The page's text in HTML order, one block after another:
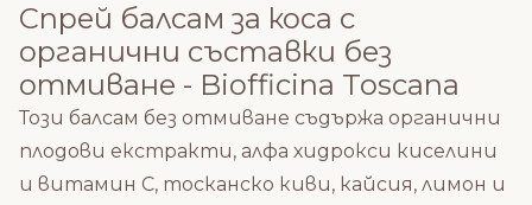
Спрей балсам за коса с
органични съставки без
отмиване - Biofficina Toscana
Този балсам без отмиване съдържа органични
плодови екстракти, алфа хидрокси киселини
и витамин С, тосканско киви, кайсия, лимон и